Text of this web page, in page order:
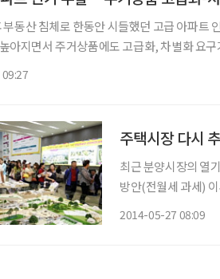
부동산 침체로 한동안 시들했던 고급 아파트
서 주거상품에도 고급화, 차별화 요구가 커지고 있기 때문이다. 특히
최근 분양시장의 열기가 점차
방안(전월세 과세)
2014-05-27 08:09